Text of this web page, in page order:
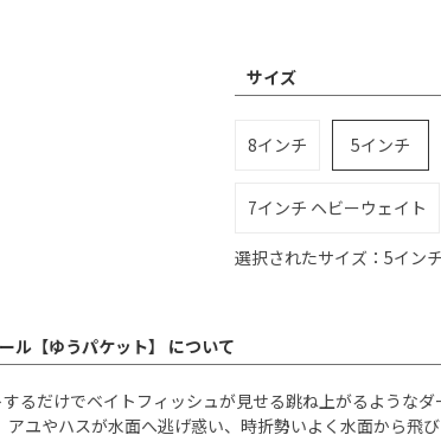
サイズ
8インチ 5インチ
7インチ ヘビーウェイト
選択されたサイズ：5イン
ル【ゆうパケット】 について
るだけでベイトフィッシュが見せる跳ね上がるような
ユやハスが水面へ逃げ惑い、時折勢いよく水面から飛